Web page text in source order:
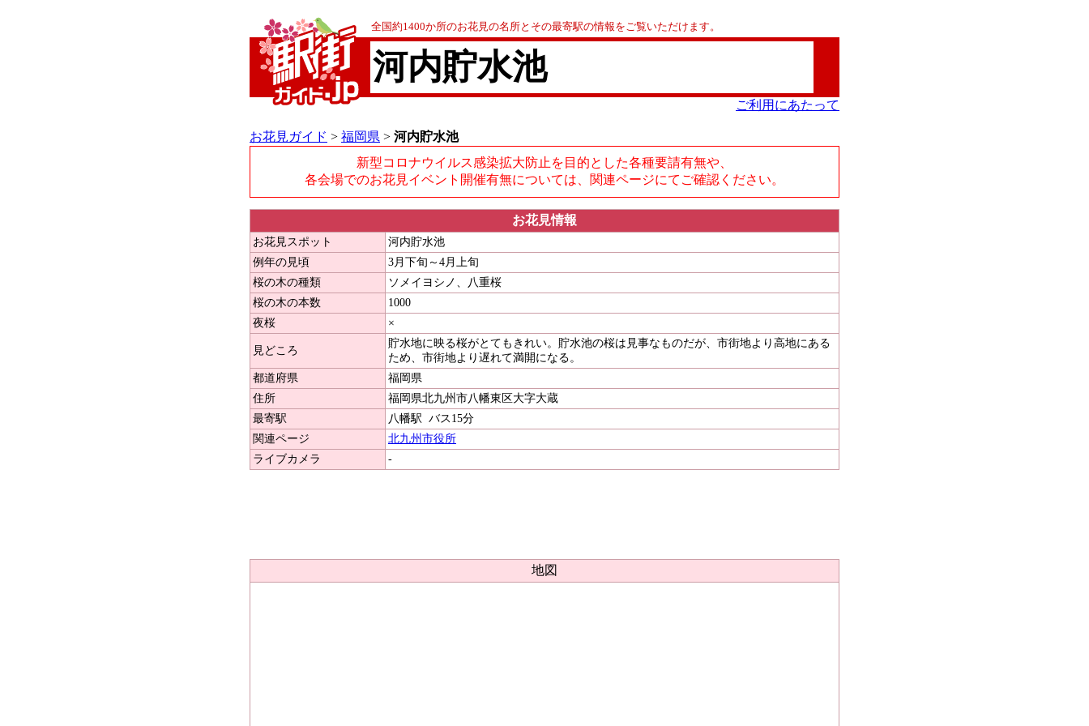
全国約1400か所のお花見の名所とその最寄駅の情報をご覧いただけます。
河内貯水池
ご利用にあたって
お花見ガイド > 福岡県 > 河内貯水池
新型コロナウイルス感染拡大防止を目的とした各種要請有無や、
各会場でのお花見イベント開催有無については、関連ページにてご確認ください。
お花見情報
お花見スポット
河内貯水池
例年の見頃
3月下旬～4月上旬
桜の木の種類
ソメイヨシノ、八重桜
桜の木の本数
1000
夜桜
×
見どころ
貯水地に映る桜がとてもきれい。貯水池の桜は見事なものだが、市街地より高地にある
ため、市街地より遅れて満開になる。
都道府県
福岡県
住所
福岡県北九州市八幡東区大字大蔵
最寄駅
八幡駅 バス15分
関連ページ
北九州市役所
ライブカメラ
-
地図